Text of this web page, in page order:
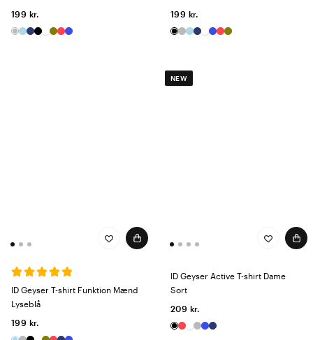
199 kr. 199 kr.
ID Geyser T-shirt Funktion Mænd
Lyseblå
199 kr.
NEW
ID Geyser Active T-shirt Dame
Sort
209 kr.